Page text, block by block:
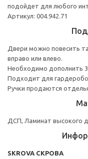
подойдет для любого
Артикул: 004.942.71
Двери можно повесить
вправо или влево.
Необходимо дополнить
Подходит для
Ручки продаются
ДСП, Ламинат высокого
SKROVA СКРОВА